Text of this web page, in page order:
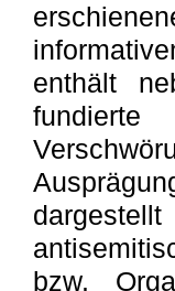
enthält
bzw.